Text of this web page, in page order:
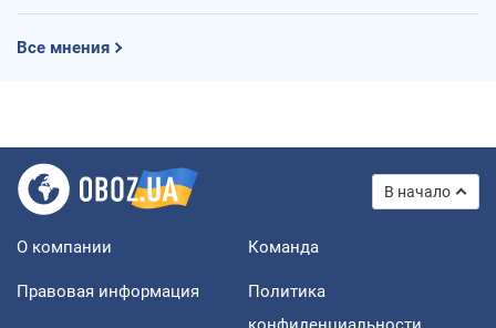
Все мнения
В начало
О компании Команда
Правовая информация
Политика